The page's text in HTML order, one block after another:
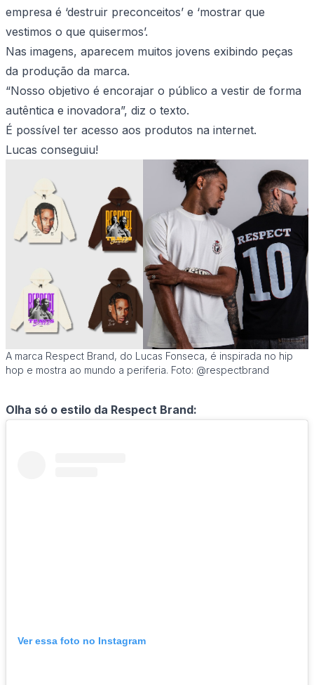
empresa é ‘destruir preconceitos’ e ‘mostrar que
vestimos o que quisermos’.
Nas imagens, aparecem muitos jovens exibindo peças
da produção da marca.
“Nosso objetivo é encorajar o público a vestir de forma
autêntica e inovadora”, diz o texto.
É possível ter acesso aos produtos na internet.
Lucas conseguiu!
A marca Respect Brand, do Lucas Fonseca, é inspirada no hip
hop e mostra ao mundo a periferia. Foto: @respectbrand
Olha só o estilo da Respect Brand:
Ver essa foto no Instagram